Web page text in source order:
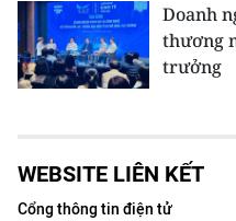
Doanh
thương
trưởng
WEBSITE LIÊN KẾT
Cổng thông tin điện tử